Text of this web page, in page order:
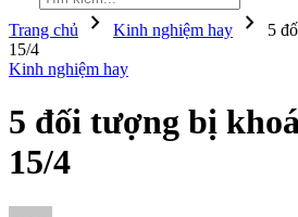
Trang chủ chevron_right Kinh nghiệm hay chevron_right
5
15/4
Kinh nghiệm hay
5 đối tượng bị
15/4